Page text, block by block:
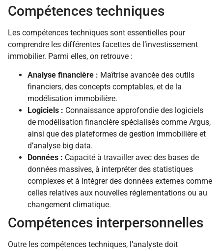
Compétences techniques
Les compétences techniques sont essentielles pour
comprendre les différentes facettes de l’investissement
immobilier. Parmi elles, on retrouve :
Analyse financière : Maîtrise avancée des outils
financiers, des concepts comptables, et de la
modélisation immobilière.
Logiciels : Connaissance approfondie des logiciels
de modélisation financière spécialisés comme Argus,
ainsi que des plateformes de gestion immobilière et
d’analyse big data.
Données : Capacité à travailler avec des bases de
données massives, à interpréter des statistiques
complexes et à intégrer des données externes comme
celles relatives aux nouvelles réglementations ou au
changement climatique.
Compétences interpersonnelles
Outre les compétences techniques, l’analyste doit